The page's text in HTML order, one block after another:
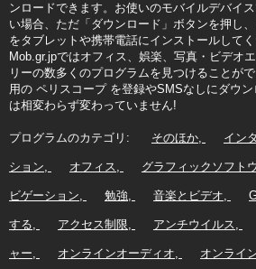
ンロードできます。お使いのモバイルデバイ
い場合、ただ「ダウンロード」ボタンを押し
をタブレットや携帯電話にインストールしてく
Mob.gr.jpではオフィス、娯楽、写真・ビデオ
リーの数多くのプログラムを見つけることが
用の ペリスコープ を登録やSMSなしにダウ
は相変わらず変わっていません!
プログラムのカテゴリ: そのほか イン
ション オフィス グラフィックソフト
ビゲーション 勉強 音楽とビデオ
する アクセス制限 アンチウイルス
ャー オンラインオーディオ オンライ